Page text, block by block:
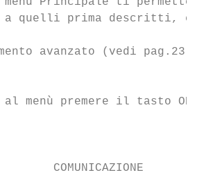
a quelli prima descritti, e di
avanzato (vedi
al menù premere il tasto OK
COMUNICAZIONE